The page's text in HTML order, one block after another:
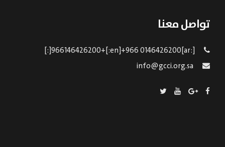
تواصل معنا
[:ar]966146426200+[:en]+966 0146426200[:]